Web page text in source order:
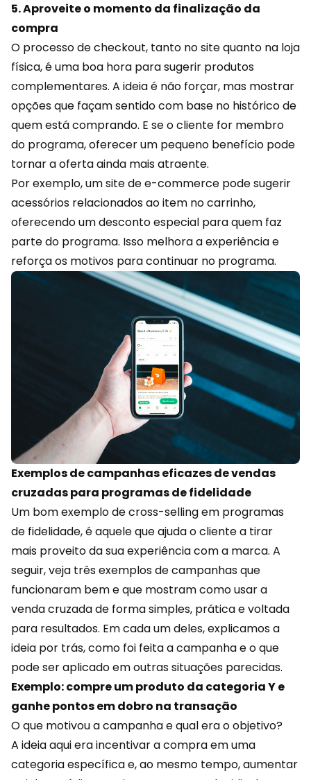
5. Aproveite o momento da finalização da
compra
O processo de checkout, tanto no site quanto na loja
física, é uma boa hora para sugerir produtos
complementares. A ideia é não forçar, mas mostrar
opções que façam sentido com base no histórico de
quem está comprando. E se o cliente for membro
do programa, oferecer um pequeno benefício pode
tornar a oferta ainda mais atraente.
Por exemplo, um site dee-commerce pode sugerir
acessórios relacionados ao item no carrinho,
oferecendo um desconto especial para quem faz
parte do programa. Isso melhora a experiência e
reforça os motivos para continuar no programa.
Exemplos de campanhas eficazes de vendas
cruzadas para programas de fidelidade
Um bom exemplo de cross-selling em programas
de fidelidade, é aquele que ajuda o cliente a tirar
mais proveito da suaexperiênciacom a marca. A
seguir, veja três exemplos de campanhas que
funcionaram bem e que mostram como usar a
venda cruzada de forma simples, prática e voltada
para resultados. Em cada um deles, explicamos a
ideia por trás, como foi feita a campanha e o que
pode ser aplicado em outras situações parecidas.
Exemplo: compre um produto da categoria Y e
ganhe pontos em dobro na transação
O que motivou a campanha e qual era o objetivo?
A ideia aqui era incentivar a compra em uma
categoria específica e, ao mesmo tempo, aumentar